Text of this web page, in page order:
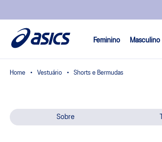
Feminino Masculino
Vestuário Shorts e Bermudas
Sobre